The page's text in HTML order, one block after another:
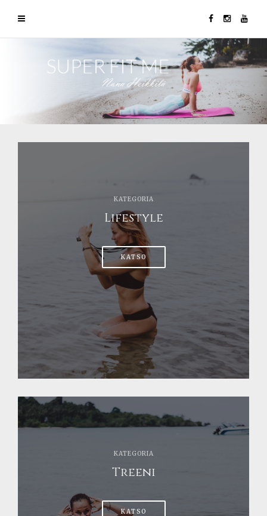
KATEGORIA
Lifestyle
KATSO
KATEGORIA
Treeni
KATSO